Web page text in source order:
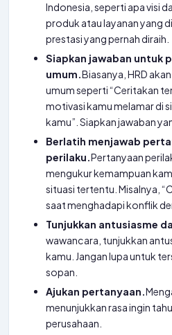
Indonesia, seperti apa visi
produk atau layanan yang
prestasi yang pernah diraih.
Siapkan jawaban untuk
umum.Biasanya, HRD
umum seperti “Ceritakan
motivasi kamu melamar di
kamu”. Siapkan jawaban
Berlatih menjawab
perilaku.Pertanyaan
mengukur kemampuan
situasi tertentu. Misalnya,
saat menghadapi konflik
Tunjukkan antusiasme
wawancara, tunjukkan
kamu. Jangan lupa untuk
sopan.
Ajukan pertanyaan.
menunjukkan rasa ingin
perusahaan.